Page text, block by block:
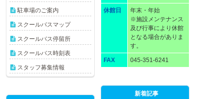
休館日
年末・年始
※施設メンテナンス
及び行事により休館
となる場合がありま
す。
FAX 045-351-6241
駐車場のご案内
スクールバスマップ
スクールバス停留所
スクールバス時刻表
スタッフ募集情報
新着記事